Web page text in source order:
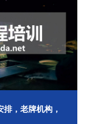
，老牌机构，